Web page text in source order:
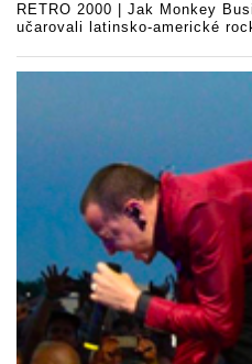
RETRO 2000 | Jak Monkey
učarovali latinsko-americké